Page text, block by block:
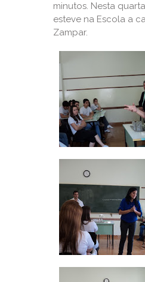
minutos. Nesta
esteve na Escola a
Zampar.